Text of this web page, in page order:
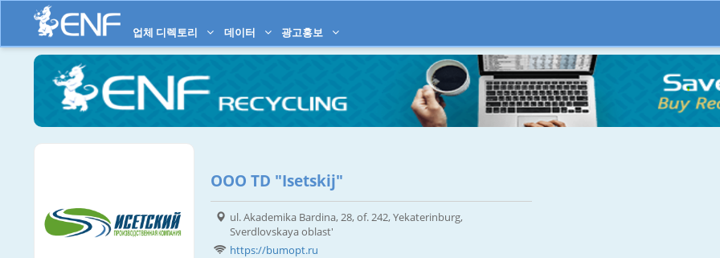
업체 디렉토리 데이터 광고홍보
OOO TD "Isetskij"
ul. Akademika Bardina, 28, of. 242, Yekaterinburg,
Sverdlovskaya oblast'
https://bumopt.ru